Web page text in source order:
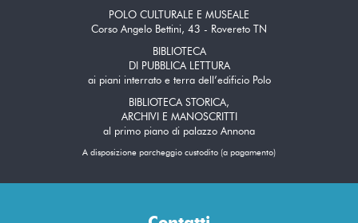
POLO CULTURALE E MUSEALE
Corso Angelo Bettini, 43 - Rovereto TN
BIBLIOTECA
DI PUBBLICA LETTURA
ai piani interrato e terra dell’edificio Polo
BIBLIOTECA STORICA,
ARCHIVI E MANOSCRITTI
al primo piano di palazzo Annona
A disposizione parcheggio custodito (a pagamento)